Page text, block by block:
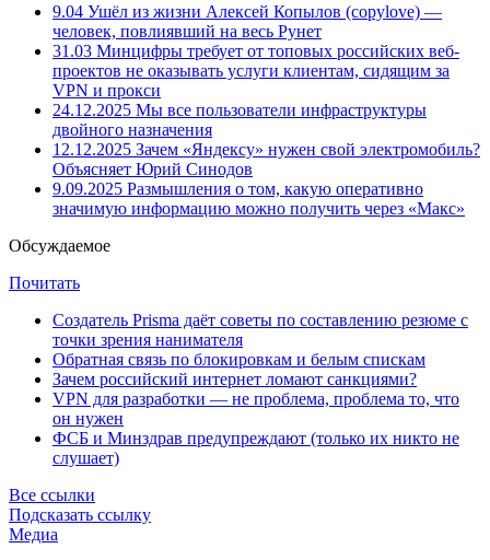
9.04 Ушёл из жизни Алексей Копылов (copylove) —
человек, повлиявший на весь Рунет
31.03 Минцифры требует от топовых российских веб-
проектов не оказывать услуги клиентам, сидящим за
VPN и прокси
24.12.2025 Мы все пользователи инфраструктуры
двойного назначения
12.12.2025 Зачем «Яндексу» нужен свой электромобиль?
Объясняет Юрий Синодов
9.09.2025 Размышления о том, какую оперативно
значимую информацию можно получить через «Макс»
Обсуждаемое
Почитать
Создатель Prisma даёт советы по составлению резюме с
точки зрения нанимателя
Обратная связь по блокировкам и белым спискам
Зачем российский интернет ломают санкциями?
VPN для разработки — не проблема, проблема то, что
он нужен
ФСБ и Минздрав предупреждают (только их никто не
слушает)
Все ссылки
Подсказать ссылку
Медиа